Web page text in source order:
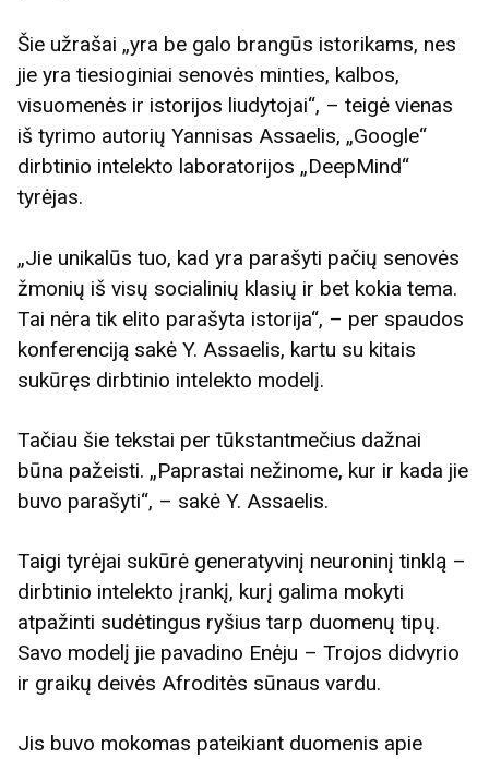
Šie užrašai „yra be galo brangūs istorikams, nes
jie yra tiesioginiai senovės minties, kalbos,
visuomenės ir istorijos liudytojai“, – teigė vienas
iš tyrimo autorių Yannisas Assaelis, „Google“
dirbtinio intelekto laboratorijos „DeepMind“
tyrėjas.
„Jie unikalūs tuo, kad yra parašyti pačių senovės
žmonių iš visų socialinių klasių ir bet kokia tema.
Tai nėra tik elito parašyta istorija“, – per spaudos
konferenciją sakė Y. Assaelis, kartu su kitais
sukūręs dirbtinio intelekto modelį.
Tačiau šie tekstai per tūkstantmečius dažnai
būna pažeisti. „Paprastai nežinome, kur ir kada jie
buvo parašyti“, – sakė Y. Assaelis.
Taigi tyrėjai sukūrė generatyvinį neuroninį tinklą –
dirbtinio intelekto įrankį, kurį galima mokyti
atpažinti sudėtingus ryšius tarp duomenų tipų.
Savo modelį jie pavadino Enėju – Trojos didvyrio
ir graikų deivės Afroditės sūnaus vardu.
Jis buvo mokomas pateikiant duomenis apie